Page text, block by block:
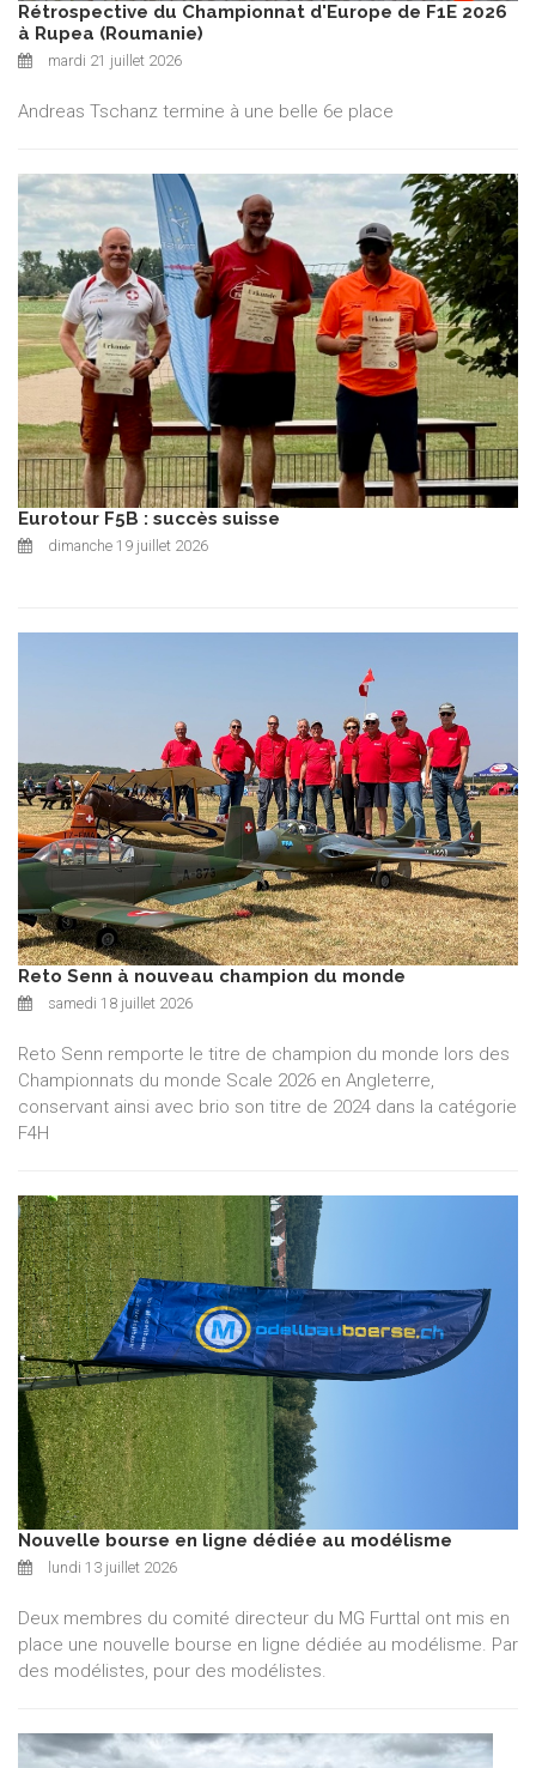
Rétrospective du Championnat d'Europe de F1E 2026
à Rupea (Roumanie)
mardi 21 juillet 2026
Andreas Tschanz termine à une belle 6e place
Eurotour F5B : succès suisse
dimanche 19 juillet 2026
Reto Senn à nouveau champion du monde
samedi 18 juillet 2026
Reto Senn remporte le titre de champion du monde lors des
Championnats du monde Scale 2026 en Angleterre,
conservant ainsi avec brio son titre de 2024 dans la catégorie
F4H
Nouvelle bourse en ligne dédiée au modélisme
lundi 13 juillet 2026
Deux membres du comité directeur du MG Furttal ont mis en
place une nouvelle bourse en ligne dédiée au modélisme. Par
des modélistes, pour des modélistes.